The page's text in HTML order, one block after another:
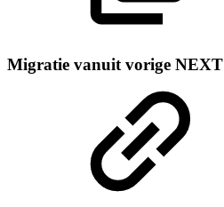
Migratie vanuit vorige NEXT